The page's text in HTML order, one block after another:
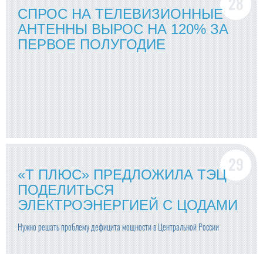
СПРОС НА ТЕЛЕВИЗИОННЫЕ
АНТЕННЫ ВЫРОС НА 120% ЗА
ПЕРВОЕ ПОЛУГОДИЕ
«Т ПЛЮС» ПРЕДЛОЖИЛА ТЭЦ
ПОДЕЛИТЬСЯ
ЭЛЕКТРОЭНЕРГИЕЙ С ЦОДАМИ
Нужно решать проблему дефицита мощности в Центральной России